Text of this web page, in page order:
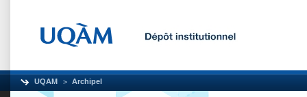
UQAM Archipel